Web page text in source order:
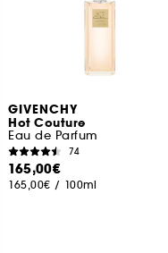
GIVENCHY
Hot Couture
Eau de Parfum
74
165,00€
165,00€ / 100ml